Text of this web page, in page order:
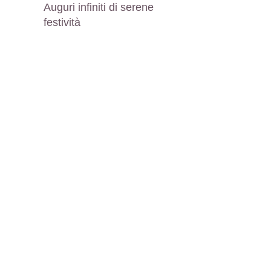
Auguri infiniti di serene
festività